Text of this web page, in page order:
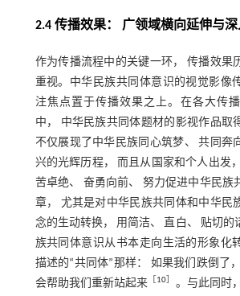
2.4 传播效果： 广领域横向延伸与
作为传播流程中的关键一环， 传播效果
重视。中华民族共同体意识的视觉影像
注焦点置于传播效果之上。在各大传
中， 中华民族共同体题材的影视作品取
不仅展现了中华民族同心筑梦、 共同奔
兴的光辉历程， 而且从国家和个人出发
苦卓绝、 奋勇向前、 努力促进中华民族
章， 尤其是对中华民族共同体和中华民
念的生动转换， 用简洁、 直白、 贴切的
族共同体意识从书本走向生活的形象化
描述的“共同体”那样： 如果我们跌倒了
会帮助我们重新站起来
10
。与此同时